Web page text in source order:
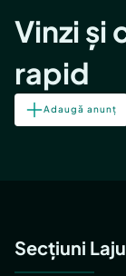
Vinzi și
rapid
Adaugă anunț
Secțiuni